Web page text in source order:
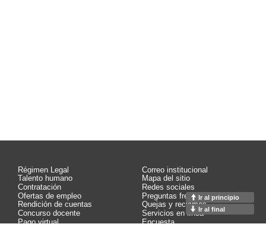
Ir al principio
Ir al final
Régimen Legal
Talento humano
Contratación
Ofertas de empleo
Rendición de cuentas
Concurso docente
Pago virtual
Correo institucional
Mapa del sitio
Redes sociales
Preguntas frecuentes
Quejas y reclamos
Servicios en línea
Encuesta